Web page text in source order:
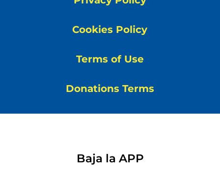
Cookies Policy
Terms of Use
Donations Terms
Baja la APP